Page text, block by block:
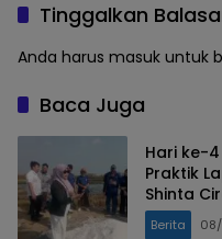
Tinggalkan
Anda harus masuk untuk
Baca Juga
Hari ke-
Praktik
Shinta
Berita